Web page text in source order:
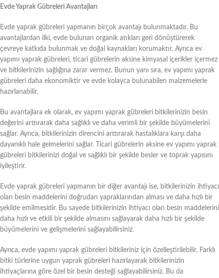
Evde Yaprak Gübreleri Avantajları
Evde yaprak gübreleri yapmanın birçok avantajı bulunmaktadır. Bu
avantajlardan ilki, evde bulunan organik atıkları geri dönüştürerek
çevreye katkıda bulunmak ve doğal kaynakları korumaktır. Ayrıca ev
yapımı yaprak gübreleri, ticari gübrelerin aksine kimyasal içerikler içermez
ve bitkilerinizin sağlığına zarar vermez. Bunun yanı sıra, ev yapımı yaprak
gübreleri daha ekonomiktir ve evde kolayca bulunabilen malzemelerle
hazırlanabilir.
Bu avantajlara ek olarak, ev yapımı yaprak gübreleri bitkilerinizin besin
değerini arttırarak daha sağlıklı ve daha verimli bir şekilde büyümelerini
sağlar. Ayrıca, bitkilerinizin direncini arttırarak hastalıklara karşı daha
dayanıklı hale gelmelerini sağlar. Ticari gübrelerin aksine ev yapımı yaprak
gübreleri bitkilerinizi doğal ve sağlıklı bir şekilde besler ve toprak yapısını
iyileştirir.
Evde yaprak gübreleri yapmanın bir diğer avantajı ise, bitkilerinizin ihtiyacı
olan besin maddelerini doğrudan yapraklarından alması ve daha hızlı bir
şekilde emilmesidir. Bu sayede bitkilerinizin ihtiyacı olan besin maddelerini
daha hızlı ve etkili bir şekilde almasını sağlayarak daha hızlı bir şekilde
büyümelerini ve gelişmelerini sağlayabilirsiniz.
Ayrıca, evde yapımı yaprak gübreleri bitkileriniz için özelleştirilebilir. Farklı
bitki türlerine uygun yaprak gübreleri hazırlayarak bitkilerinizin
ihtiyaçlarına göre özel bir besin desteği sağlayabilirsiniz. Bu da